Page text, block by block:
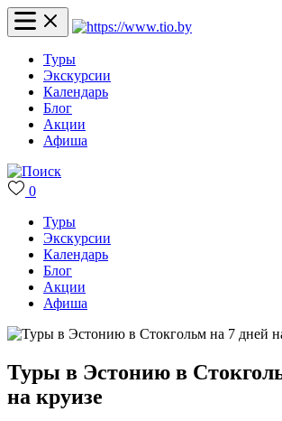
Туры
Экскурсии
Календарь
Блог
Акции
Афиша
0
Туры
Экскурсии
Календарь
Блог
Акции
Афиша
Туры в Эстонию в
на круизе